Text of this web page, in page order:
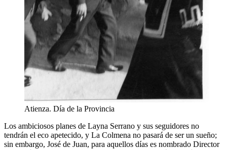
Atienza. Día de la Provincia
Los ambiciosos planes de Layna Serrano y sus seguidores no
tendrán el eco apetecido, y La Colmena no pasará de ser un sueño;
sin embargo, José de Juan, para aquellos días es nombrado Director